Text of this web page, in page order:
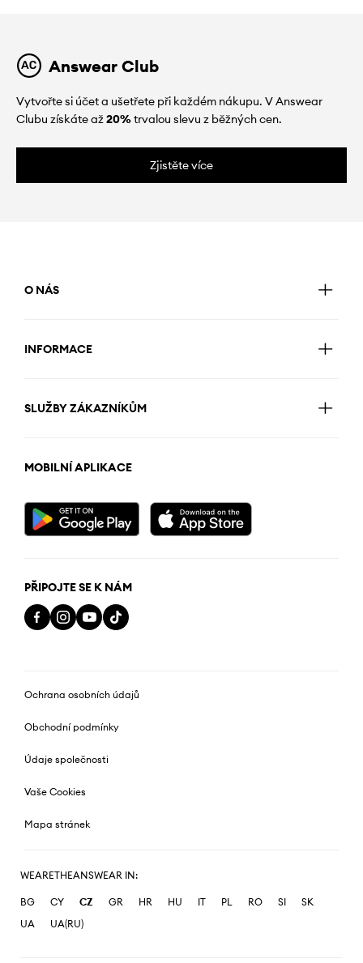
Answear Club
Vytvořte si účet a ušetřete při každém nákupu. V Answear
Clubu získáte až20%trvalou slevu z běžných cen.
Zjistěte více
O NÁS
INFORMACE
SLUŽBY ZÁKAZNÍKŮM
MOBILNÍ APLIKACE
PŘIPOJTE SE K NÁM
Ochrana osobních údajů
Obchodní podmínky
Údaje společnosti
Vaše Cookies
Mapa stránek
WEARETHEANSWEAR IN:
BG CY CZ GR HR HU IT PL RO SI
SK
UA
UA(RU)